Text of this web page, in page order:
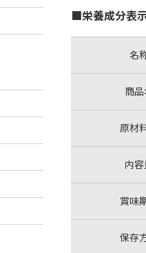
■栄養成分表
名
商品
原材
内
賞味
保存